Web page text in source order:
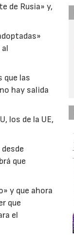
de Rusia» y,
que las
hay salida
los de la UE,
que
y que ahora
que
el